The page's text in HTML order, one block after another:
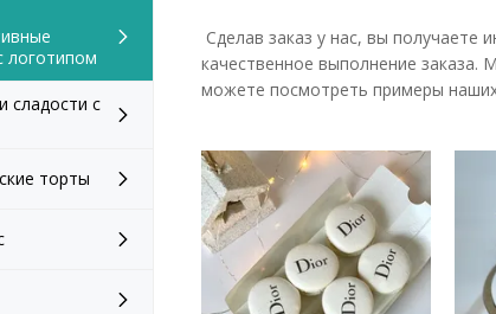
логотипом
сладости с
торты
Сделав заказ у нас, вы получаете
качественное выполнение
можете посмотреть примеры